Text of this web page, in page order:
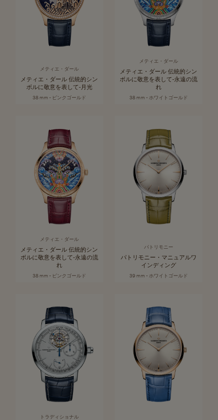
メティエ・ダール
メティエ・ダール 伝統的シン
ボルに敬意を表して‐月光
38 mm - ピンクゴールド
メティエ・ダール
メティエ・ダール 伝統的シン
ボルに敬意を表して‐永遠の流
れ
38 mm - ホワイトゴールド
メティエ・ダール
メティエ・ダール 伝統的シン
ボルに敬意を表して‐永遠の流
れ
38 mm - ピンクゴールド
パトリモニー
パトリモニー・マニュアルワ
インディング
39 mm - ホワイトゴールド
トラディショナル